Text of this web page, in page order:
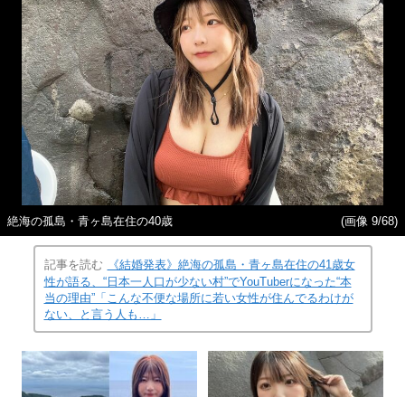
絶海の孤島・青ヶ島在住の40歳 (画像 9/68)
記事を読む
《結婚発表》絶海の孤島・青ヶ島在住の41歳女
性が語る、“日本一人口が少ない村”でYouTuberになった“本
当の理由”「こんな不便な場所に若い女性が住んでるわけが
ない、と言う人も…」